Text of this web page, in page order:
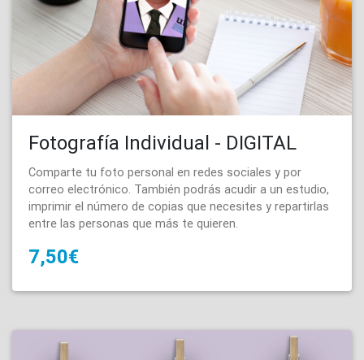
Fotografía Individual - DIGITAL
Comparte tu foto personal en redes sociales y por
correo electrónico. También podrás acudir a un estudio,
imprimir el número de copias que necesites y repartirlas
entre las personas que más te quieren.
7,50€